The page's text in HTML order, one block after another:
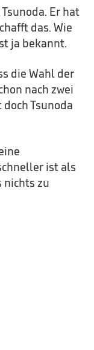
Er hat
das. Wie
ja bekannt.
die Wahl der
nach zwei
Tsunoda
ist als
nichts zu